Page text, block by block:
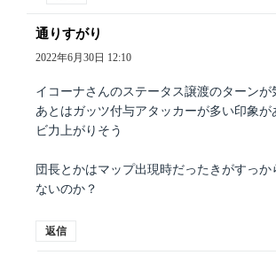
通りすがり
り:
2022年6月30日 12:10
イコーナさんのステータス譲渡のターンが
あとはガッツ付与アタッカーが多い印象が
ビ力上がりそう
団長とかはマップ出現時だったきがすっか
ないのか？
返信